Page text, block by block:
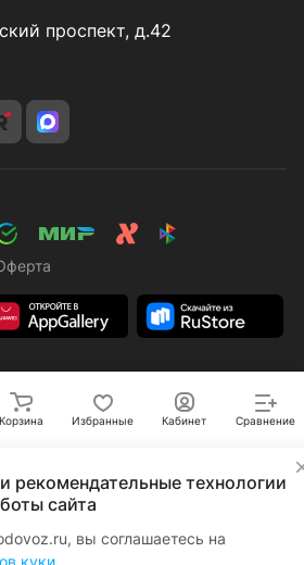
проспект, д.42
Корзина Избранные Кабинет Сравнение
рекомендательные технологии
сайта
вы соглашаетесь на
куки